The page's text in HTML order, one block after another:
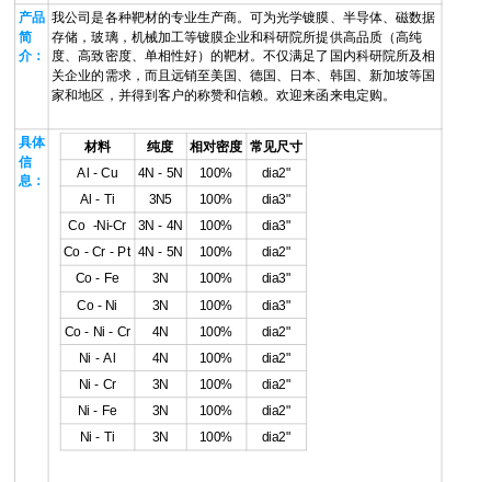
产品
简
介：
我公司是各种靶材的专业生产商。可为光学镀膜、半导体、磁数据
存储，玻璃，机械加工等镀膜企业和科研院所提供高品质（高纯
度、高致密度、单相性好）的靶材。不仅满足了国内科研院所及相
关企业的需求，而且远销至美国、德国、日本、韩国、新加坡等国
家和地区，并得到客户的称赞和信赖。欢迎来函来电定购。
具体
信
息：
材料 纯度 相对密度 常见尺寸
Al - Cu
4N - 5N 100%
dia2"
Al - Ti
3N5 100%
dia3"
Co -Ni-Cr
3N - 4N 100%
dia3"
Co - Cr - Pt 4N - 5N 100%
dia2"
Co - Fe
3N 100%
dia3"
Co - Ni
3N 100%
dia3"
Co - Ni - Cr
4N 100%
dia2"
Ni - Al
4N 100%
dia2"
Ni - Cr
3N 100%
dia2"
Ni - Fe
3N 100%
dia2"
Ni - Ti
3N 100% dia2"